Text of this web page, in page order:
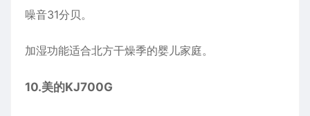
噪音31分贝。
加湿功能适合北方干燥季的婴儿家庭。
10.美的KJ700G